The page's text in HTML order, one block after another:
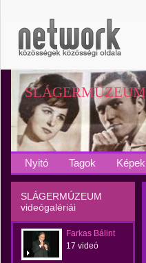
SLÁGERMÚZEUM
Nyitó Tagok Képek
SLÁGERMÚZEUM
videógalériái
Farkas Bálint
17 videó